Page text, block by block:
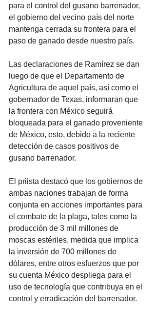
para el control del gusano barrenador,
el gobierno del vecino país del norte
mantenga cerrada su frontera para el
paso de ganado desde nuestro país.
Las declaraciones de Ramírez se dan
luego de que el Departamento de
Agricultura de aquel país, así como el
gobernador de Texas, informaran que
la frontera con México seguirá
bloqueada para el ganado proveniente
de México, esto, debido a la reciente
detección de casos positivos de
gusano barrenador.
El priista destacó que los gobiernos de
ambas naciones trabajan de forma
conjunta en acciones importantes para
el combate de la plaga, tales como la
producción de 3 mil millones de
moscas estériles, medida que implica
la inversión de 700 millones de
dólares, entre otros esfuerzos que por
su cuenta México despliega para el
uso de tecnología que contribuya en el
control y erradicación del barrenador.